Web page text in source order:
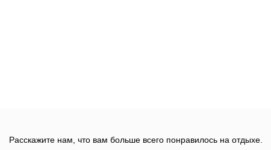
Расскажите нам, что вам больше всего понравилось на отдыхе.